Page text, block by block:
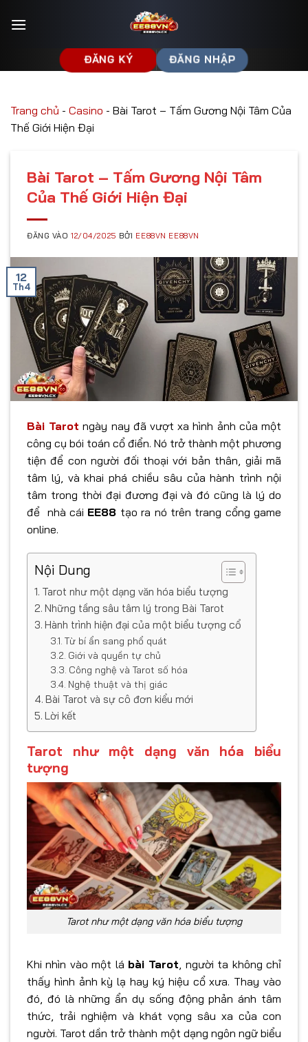
qua
ĐĂNG KÝ ĐĂNG NHẬP
Trang chủ - Casino - Bài Tarot – Tấm Gương Nội Tâm Của
Thế Giới Hiện Đại
Bài Tarot – Tấm Gương Nội Tâm
Của Thế Giới Hiện Đại
ĐĂNG VÀO12/04/2025 BỞI EE88VN EE88VN
12
Th4
Bài Tarot ngày nay đã vượt xa hình ảnh của một
công cụ bói toán cổ điển. Nó trở thành một phương
tiện để con người đối thoại với bản thân, giải mã
tâm lý, và khai phá chiều sâu của hành trình nội
tâm trong thời đại đương đại và đó cũng là lý do
để nhà cái EE88 tạo ra nó trên trang cổng game
online.
Nội Dung
Tarot như một dạng văn hóa biểu tượng
Những tầng sâu tâm lý trong Bài Tarot
Hành trình hiện đại của một biểu tượng cổ
Từ bí ẩn sang phổ quát
Giới và quyền tự chủ
Công nghệ và Tarot số hóa
Nghệ thuật và thị giác
Bài Tarot và sự cô đơn kiểu mới
Lời kết
Tarot như một dạng văn hóa biểu
tượng
Tarot như một dạng văn hóa biểu tượng
Khi nhìn vào một lá bài Tarot , người ta không chỉ
thấy hình ảnh kỳ lạ hay ký hiệu cổ xưa. Thay vào
đó, đó là những ẩn dụ sống động phản ánh tâm
thức, trải nghiệm và khát vọng sâu xa của con
người. Tarot dần trở thành một dạng ngôn ngữ biểu